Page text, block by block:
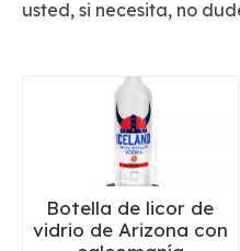
usted, si necesita, no
Botella de licor de
vidrio de Arizona con